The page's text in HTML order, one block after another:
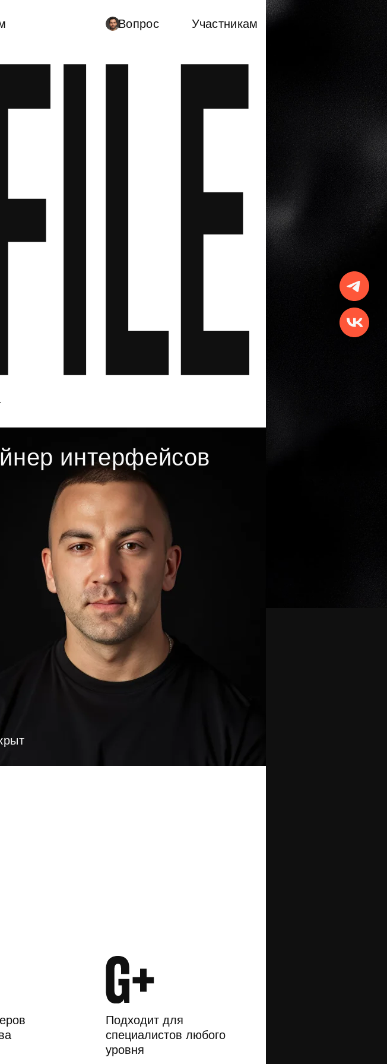
Участникам
Вопрос
интерфейсов
Подходит для
специалистов любого
уровня